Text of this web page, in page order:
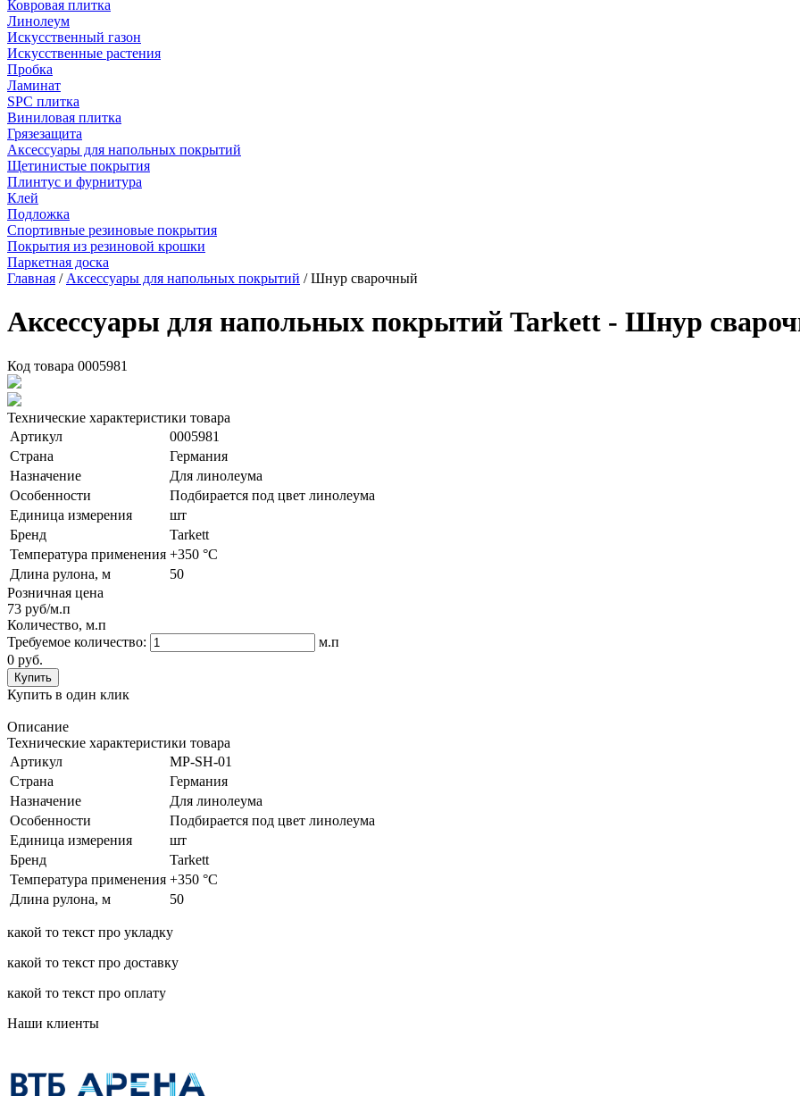
Ковровая плитка
Линолеум
Искусственный газон
Искусственные растения
Пробка
Ламинат
SPC плитка
Виниловая плитка
Грязезащита
Аксессуары для напольных покрытий
Щетинистые покрытия
Плинтус и фурнитура
Клей
Подложка
Спортивные резиновые покрытия
Покрытия из резиновой крошки
Паркетная доска
Главная / Аксессуары для напольных покрытий / Шнур сварочный
Аксессуары для напольных покрытий Tarkett - Шнур
Код товара 0005981
Технические характеристики товара
Артикул
0005981
Страна
Германия
Назначение
Для линолеума
Особенности
Подбирается под цвет линолеума
Единица измерения
шт
Бренд
Tarkett
Температура применения +350 °С
Длина рулона, м
50
Розничная цена
73 руб/м.п
Количество, м.п
Требуемое количество:
м.п
0 руб.
Купить
Купить в один клик
Описание
Технические характеристики товара
Артикул
MP-SH-01
Страна
Германия
Назначение
Для линолеума
Особенности
Подбирается под цвет линолеума
Единица измерения
шт
Бренд
Tarkett
Температура применения +350 °С
Длина рулона, м
50
какой то текст про укладку
какой то текст про доставку
какой то текст про оплату
Наши клиенты